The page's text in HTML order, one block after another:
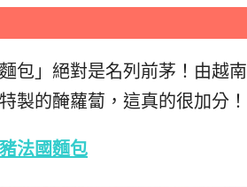
包」絕對是名列前茅！由越南
製的醃蘿蔔，這真的很加分！
法國麵包